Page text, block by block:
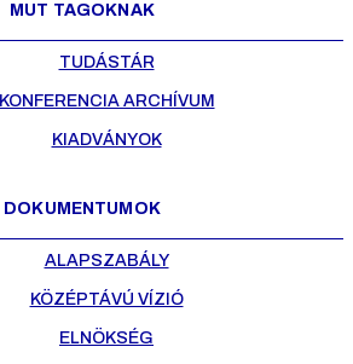
MUT TAGOKNAK
TUDÁSTÁR
KONFERENCIA ARCHÍVUM
KIADVÁNYOK
DOKUMENTUMOK
ALAPSZABÁLY
KÖZÉPTÁVÚ VÍZIÓ
ELNÖKSÉG